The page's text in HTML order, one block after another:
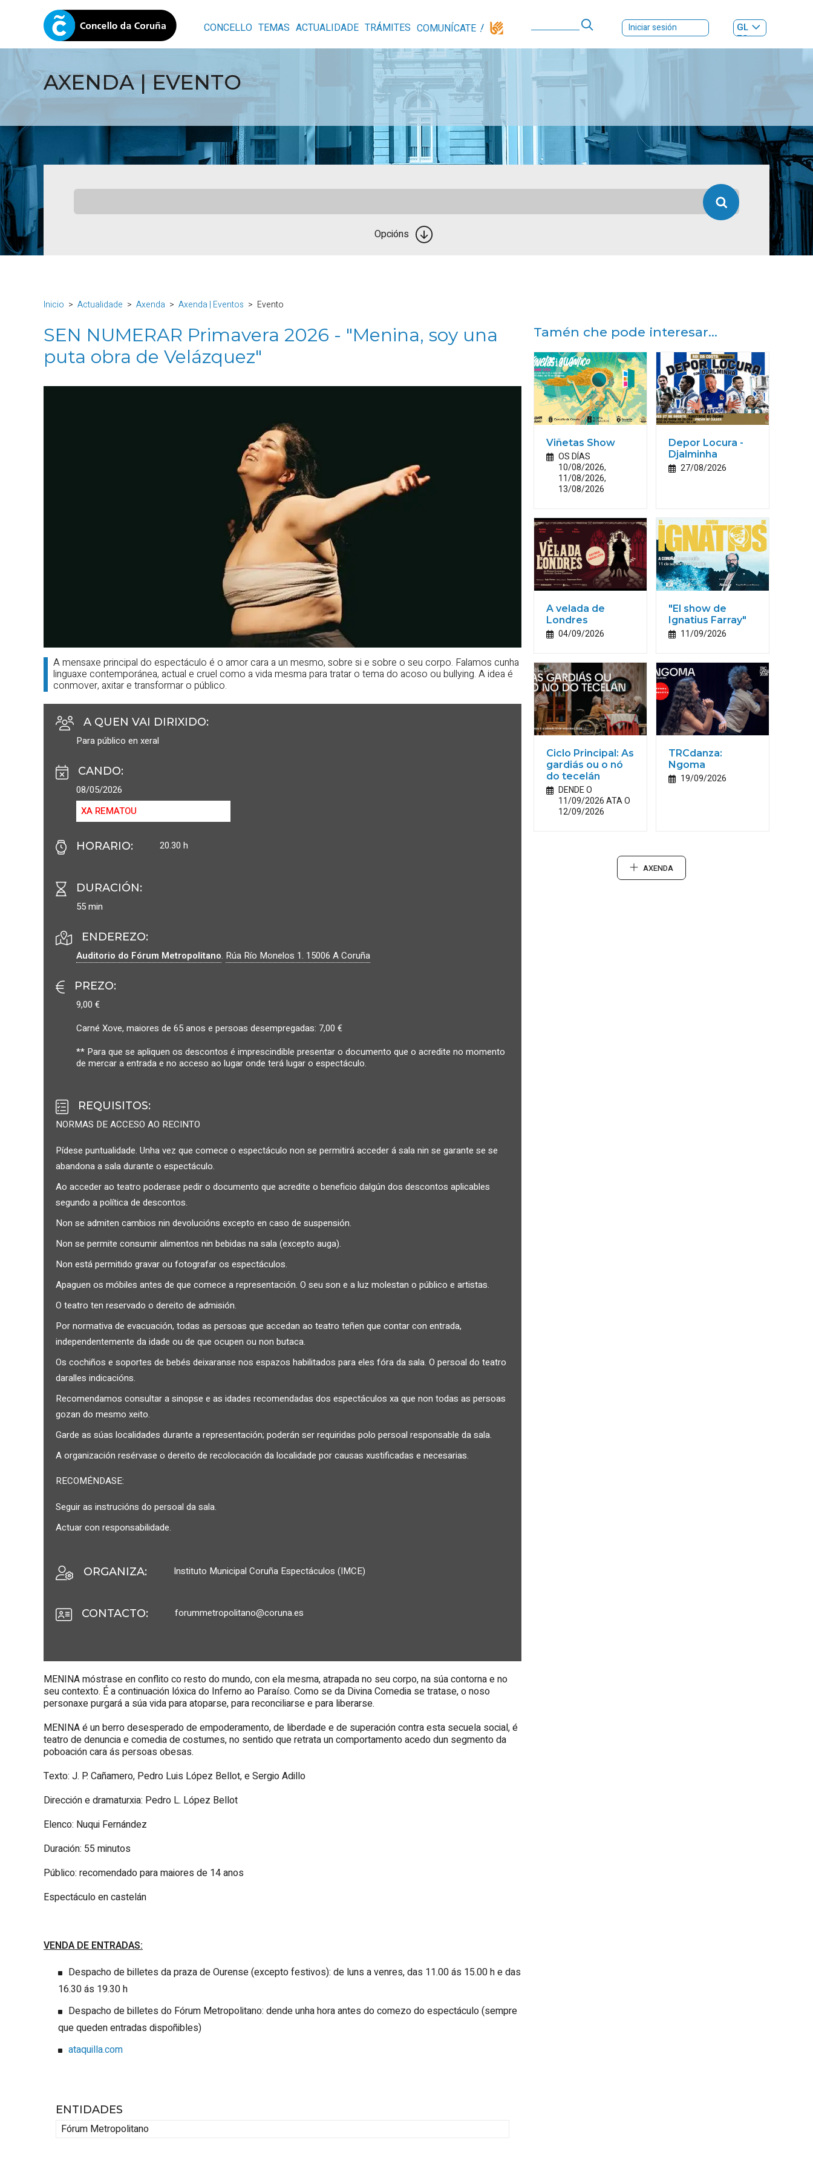
CONCELLO TEMAS ACTUALIDADE TRÁMITES COMUNÍCATE Iniciar sesión
GL
ES|
AXENDA | EVENTO
Opcións
Inicio Actualidade Axenda Axenda | Eventos Evento
SEN NUMERAR Primavera 2026 - "Menina, soy una
puta obra de Velázquez"
A mensaxe principal do espectáculo é o amor cara a un mesmo, sobre si e sobre o seu corpo. Falamos cunha
linguaxe contemporánea, actual e cruel como a vida mesma para tratar o tema do acoso ou bullying. A idea é
conmover, axitar e transformar o público.
A QUEN VAI DIRIXIDO:
Para público en xeral
CANDO:
08/05/2026
XA REMATOU
HORARIO: 20.30 h
DURACIÓN:
55 min
ENDEREZO:
Auditorio do Fórum Metropolitano. Rúa Río Monelos 1. 15006 A Coruña
PREZO:
9,00 €
Carné Xove, maiores de 65 anos e persoas desempregadas: 7,00 €
** Para que se apliquen os descontos é imprescindible presentar o documento que o acredite no momento
de mercar a entrada e no acceso ao lugar onde terá lugar o espectáculo.
REQUISITOS:
NORMAS DE ACCESO AO RECINTO
Pídese puntualidade. Unha vez que comece o espectáculo non se permitirá acceder á sala nin se garante se se
abandona a sala durante o espectáculo.
Ao acceder ao teatro poderase pedir o documento que acredite o beneficio dalgún dos descontos aplicables
segundo a política de descontos.
Non se admiten cambios nin devolucións excepto en caso de suspensión.
Non se permite consumir alimentos nin bebidas na sala (excepto auga).
Non está permitido gravar ou fotografar os espectáculos.
Apaguen os móbiles antes de que comece a representación. O seu son e a luz molestan o público e artistas.
O teatro ten reservado o dereito de admisión.
Por normativa de evacuación, todas as persoas que accedan ao teatro teñen que contar con entrada,
independentemente da idade ou de que ocupen ou non butaca.
Os cochiños e soportes de bebés deixaranse nos espazos habilitados para eles fóra da sala. O persoal do teatro
daralles indicacións.
Recomendamos consultar a sinopse e as idades recomendadas dos espectáculos xa que non todas as persoas
gozan do mesmo xeito.
Garde as súas localidades durante a representación; poderán ser requiridas polo persoal responsable da sala.
A organización resérvase o dereito de recolocación da localidade por causas xustificadas e necesarias.
RECOMÉNDASE:
Seguir as instrucións do persoal da sala.
Actuar con responsabilidade.
ORGANIZA: Instituto Municipal Coruña Espectáculos (IMCE)
CONTACTO: forummetropolitano@coruna.es
MENINAmóstrase en conflito co resto do mundo, con ela mesma, atrapada no seu corpo, na súa contorna e no
seu contexto. É a continuación lóxica do Inferno ao Paraíso. Como se da Divina Comedia se tratase, o noso
personaxe purgará a súa vida para atoparse, para reconciliarse e para liberarse.
MENINAé un berro desesperado de empoderamento, de liberdade e de superación contra esta secuela social, é
teatro de denuncia e comedia de costumes, no sentido que retrata un comportamento acedo dun segmento da
poboación cara ás persoas obesas.
Texto: J. P. Cañamero, Pedro Luis López Bellot, e Sergio Adillo
Dirección e dramaturxia: Pedro L. López Bellot
Elenco: Nuqui Fernández
Duración: 55 minutos
Público: recomendado para maiores de 14 anos
Espectáculo en castelán
VENDA DE ENTRADAS:
Despacho de billetes da praza de Ourense (excepto festivos): de luns a venres, das 11.00 ás 15.00 h e das
16.30 ás 19.30 h
Despacho de billetes do Fórum Metropolitano: dende unha hora antes do comezo do espectáculo (sempre
que queden entradas dispoñibles)
ataquilla.com
ENTIDADES
Fórum Metropolitano
Tamén che pode interesar...
Viñetas Show
OS DÍAS
10/08/2026,
11/08/2026,
13/08/2026
Depor Locura -
Djalminha
27/08/2026
A velada de
Londres
04/09/2026
"El show de
Ignatius Farray"
11/09/2026
Ciclo Principal: As
gardiás ou o nó
do tecelán
DENDE O
11/09/2026 ATA O
12/09/2026
TRCdanza:
Ngoma
19/09/2026
AXENDA